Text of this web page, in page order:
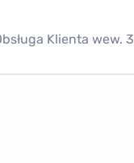
Klienta wew. 3